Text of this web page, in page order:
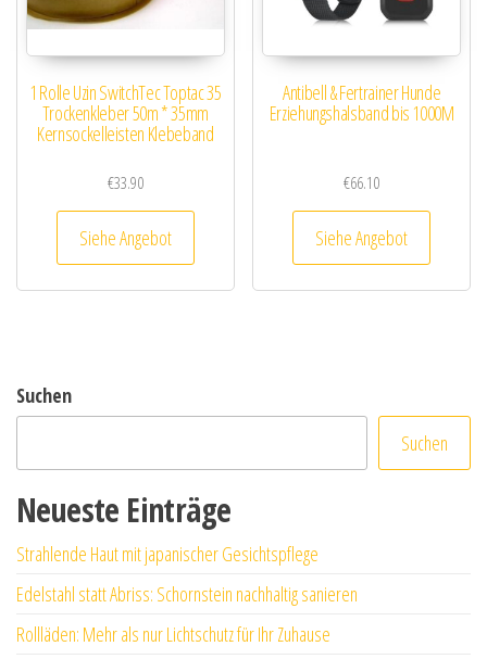
1 Rolle Uzin SwitchTec Toptac 35
Trockenkleber 50m * 35mm
Kernsockelleisten Klebeband
€33.90
Siehe Angebot
Antibell & Fertrainer Hunde
Erziehungshalsband bis 1000M
€66.10
Siehe Angebot
Suchen
Suchen
Neueste Einträge
Strahlende Haut mit japanischer Gesichtspflege
Edelstahl statt Abriss: Schornstein nachhaltig sanieren
Rollläden: Mehr als nur Lichtschutz für Ihr Zuhause